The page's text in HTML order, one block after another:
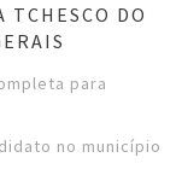
TCHESCO DO
para
no município